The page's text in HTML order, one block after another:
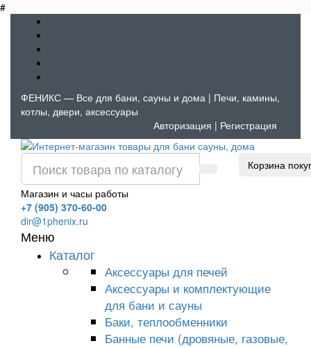
#
ФЕНИКС — Все для бани, сауны и дома | Печи, камины,
котлы, двери, аксессуары
Авторизация | Регистрация
Магазин и часы работы
+7 (905) 370-60-00
dir@1phenix.ru
Корзина
Меню
Каталог
Аксессуары для печей
Аксессуары и комплектующие
для бани и сауны
Баки, теплообменники
Банные печи (дровяные, газовые,